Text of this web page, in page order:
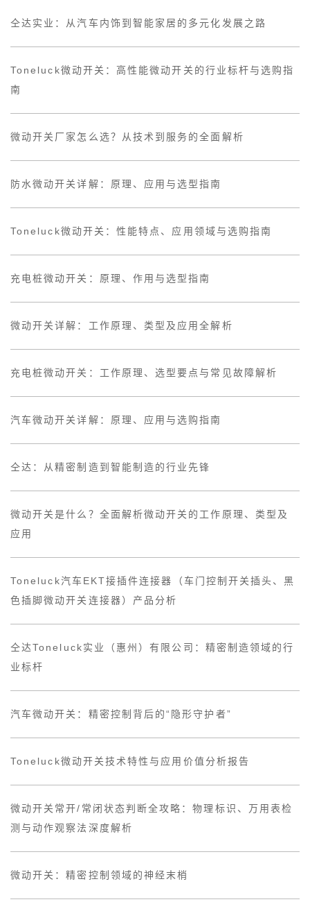
仝达实业：从汽车内饰到智能家居的多元化发展之路
Toneluck微动开关：高性能微动开关的行业标杆与选购指
南
微动开关厂家怎么选？从技术到服务的全面解析
防水微动开关详解：原理、应用与选型指南
Toneluck微动开关：性能特点、应用领域与选购指南
充电桩微动开关：原理、作用与选型指南
微动开关详解：工作原理、类型及应用全解析
充电桩微动开关：工作原理、选型要点与常见故障解析
汽车微动开关详解：原理、应用与选购指南
仝达：从精密制造到智能制造的行业先锋
微动开关是什么？全面解析微动开关的工作原理、类型及
应用
Toneluck汽车EKT接插件连接器（车门控制开关插头、黑
色插脚微动开关连接器）产品分析
仝达Toneluck实业（惠州）有限公司：精密制造领域的行
业标杆
汽车微动开关：精密控制背后的“隐形守护者”
Toneluck微动开关技术特性与应用价值分析报告
微动开关常开/常闭状态判断全攻略：物理标识、万用表检
测与动作观察法深度解析
微动开关：精密控制领域的神经末梢